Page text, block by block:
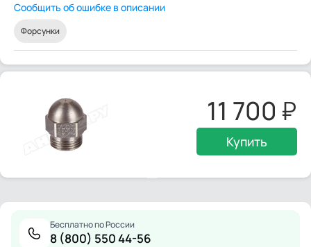
Сообщить об ошибке в описании
Форсунки
11 700
Купить
Бесплатно по России
8 (800) 550 44-56